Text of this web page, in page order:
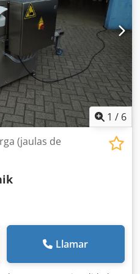
1 / 6
(jaulas de
Llamar